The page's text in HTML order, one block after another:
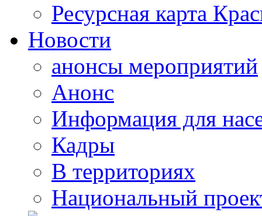
Ресурсная карта
Новости
анонсы мероприятий
Анонс
Информация для
Кадры
В территориях
Национальный